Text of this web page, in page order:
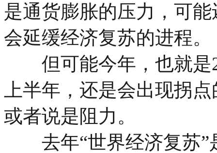
是通货膨胀的压力，可
会延缓经济复苏的进程。
但可能今年，也就是
上半年，还是会出现拐
或者说是阻力。
去年“世界经济复苏”